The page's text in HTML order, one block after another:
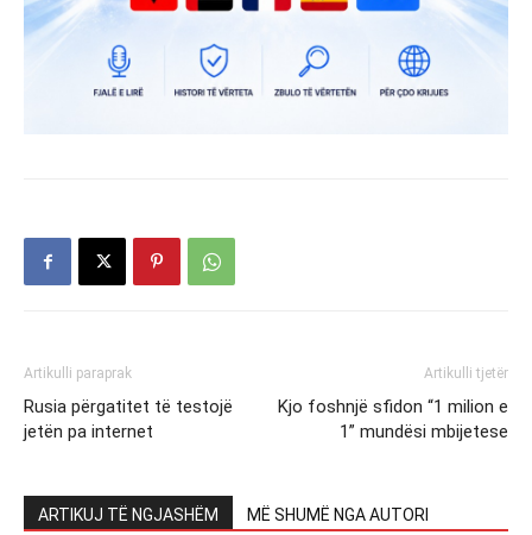
Artikulli paraprak
Rusia përgatitet të testojë
jetën pa internet
Artikulli tjetër
Kjo foshnjë sfidon “1 milion e
1” mundësi mbijetese
ARTIKUJ TË NGJASHËM MË SHUMË NGA AUTORI